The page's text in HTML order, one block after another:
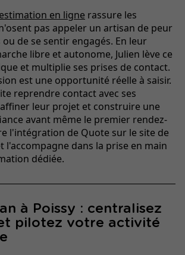
en ligne rassure les
pas appeler un artisan de peur
de se sentir engagés. En leur
libre et autonome, Julien lève ce
et multiplie ses prises de contact.
est une opportunité réelle à saisir.
reprendre contact avec ses
leur projet et construire une
avant même le premier rendez-
l'intégration de Quote sur le site de
l'accompagne dans la prise en main
dédiée.
à Poissy : centralisez
pilotez votre activité